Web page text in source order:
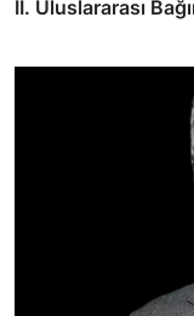
II. Uluslararası